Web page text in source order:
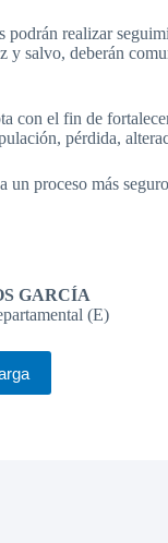
podrán realizar
y salvo, deberán
con el fin de
pérdida,
un proceso más
GARCÍA
(E)